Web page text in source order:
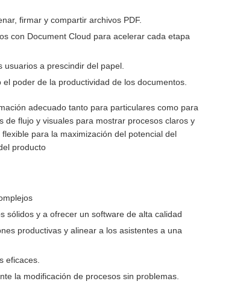
firmar y compartir archivos PDF.
con Document Cloud para acelerar cada etapa
a prescindir del papel.
poder de la productividad de los documentos.
adecuado tanto para particulares como para
de flujo y visuales para mostrar procesos claros y
para la maximización del potencial del
producto
sólidos y a ofrecer un software de alta calidad
productivas y alinear a los asistentes a una
eficaces.
la modificación de procesos sin problemas.